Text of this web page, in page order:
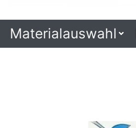
Materialauswahl